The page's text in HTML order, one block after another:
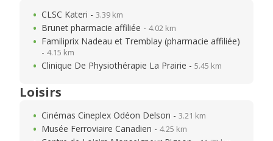
CLSC Kateri - 3.39 km
Brunet pharmacie affiliée - 4.02 km
Familiprix Nadeau et Tremblay (pharmacie affiliée)
- 4.15 km
Clinique De Physiothérapie La Prairie - 5.45 km
Loisirs
Cinémas Cineplex Odéon Delson - 3.21 km
Musée Ferroviaire Canadien - 4.25 km